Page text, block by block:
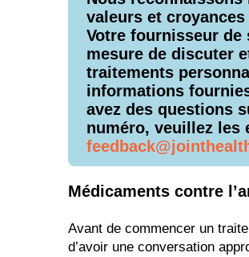
valeurs et
Votre fournisseur de
mesure de discuter
traitements
informations
avez des questions
numéro, veuillez les
Médicaments contre
Avant de commencer un
d’avoir une conversation